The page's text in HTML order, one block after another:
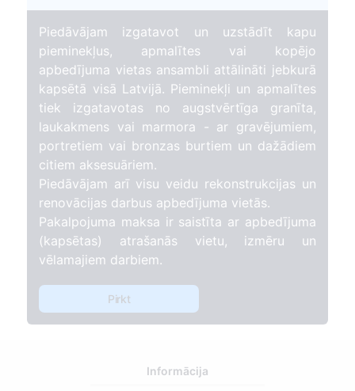
Piedāvājam izgatavot un uzstādīt kapu
pieminekļus, apmalītes vai kopējo
apbedījuma vietas ansambli attālināti jebkurā
kapsētā visā Latvijā. Pieminekļi un apmalītes
tiek izgatavotas no augstvērtīga granīta,
laukakmens vai marmora - ar gravējumiem,
portretiem vai bronzas burtiem un dažādiem
citiem aksesuāriem.
Piedāvājam arī visu veidu rekonstrukcijas un
renovācijas darbus apbedījuma vietās.
Pakalpojuma maksa ir saistīta ar apbedījuma
(kapsētas) atrašanās vietu, izmēru un
vēlamajiem darbiem.
Pirkt
Informācija